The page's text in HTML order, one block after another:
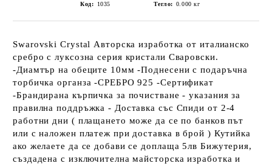
Код: 1035 Тегло: 0.000 кг
Swarovski Crystal Авторска изработка от италианско
сребро с луксозна серия кристали Сваровски.
-Диамтър на обеците 10мм -Поднесени с подаръчна
торбичка органза -СРЕБРО 925 -Сертификат
-Брандирана кърпичка за почистване - указания за
правилна поддръжка - Доставка със Спиди от 2-4
работни дни ( плащането може да се по банков път
или с наложен платеж при доставка в брой ) Кутийка
ако желаете да се добави се доплаща 5лв Бижутерия,
създадена с изключителна майсторска изработка и